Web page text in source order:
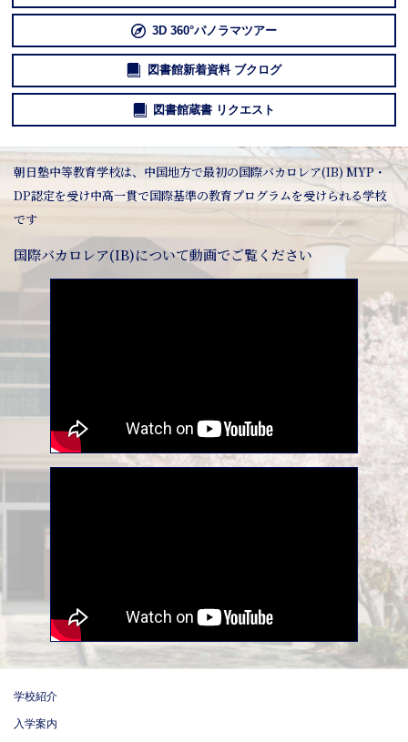
3D 360°パノラマツアー
図書館新着資料 ブクログ
図書館蔵書 リクエスト
朝日塾中等教育学校は、中国地方で最初の国際バカロレア(IB) MYP・
DP認定を受け中高一貫で国際基準の教育プログラムを受けられる学校
です
国際バカロレア(IB)について動画でご覧ください
学校紹介
入学案内